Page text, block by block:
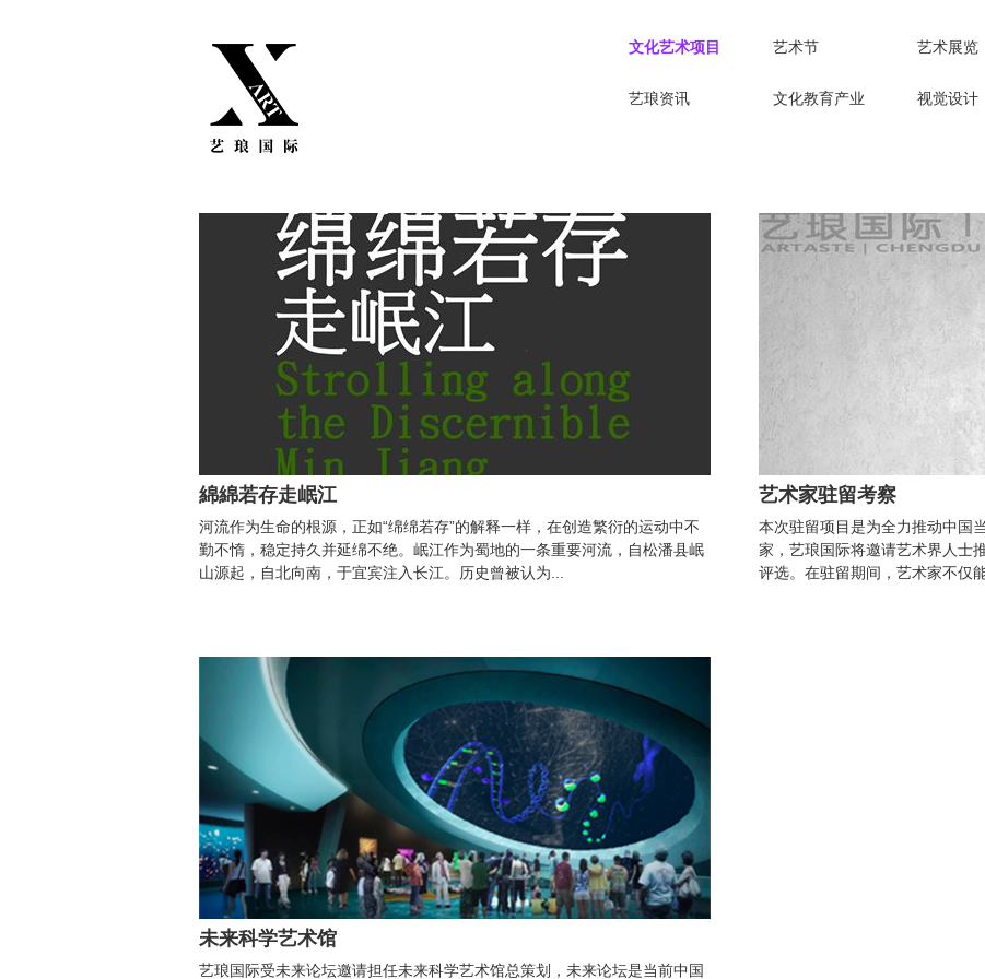
文化艺术项目 艺术节 艺术展览
艺琅资讯 文化教育产业 视觉设计
綿綿若存走岷江
河流作为生命的根源，正如“绵绵若存”的解释一样，在创造繁衍的运动中不
勤不惰，稳定持久并延绵不绝。岷江作为蜀地的一条重要河流，自松潘县岷
山源起，自北向南，于宜宾注入长江。历史曾被认为...
艺术家驻留考察
本次驻留项目是为全力推动中国
家，艺琅国际将邀请艺术界人士
评选。在驻留期间，艺术家不仅
未来科学艺术馆
艺琅国际受未来论坛邀请担任未来科学艺术馆总策划，未来论坛是当前中国